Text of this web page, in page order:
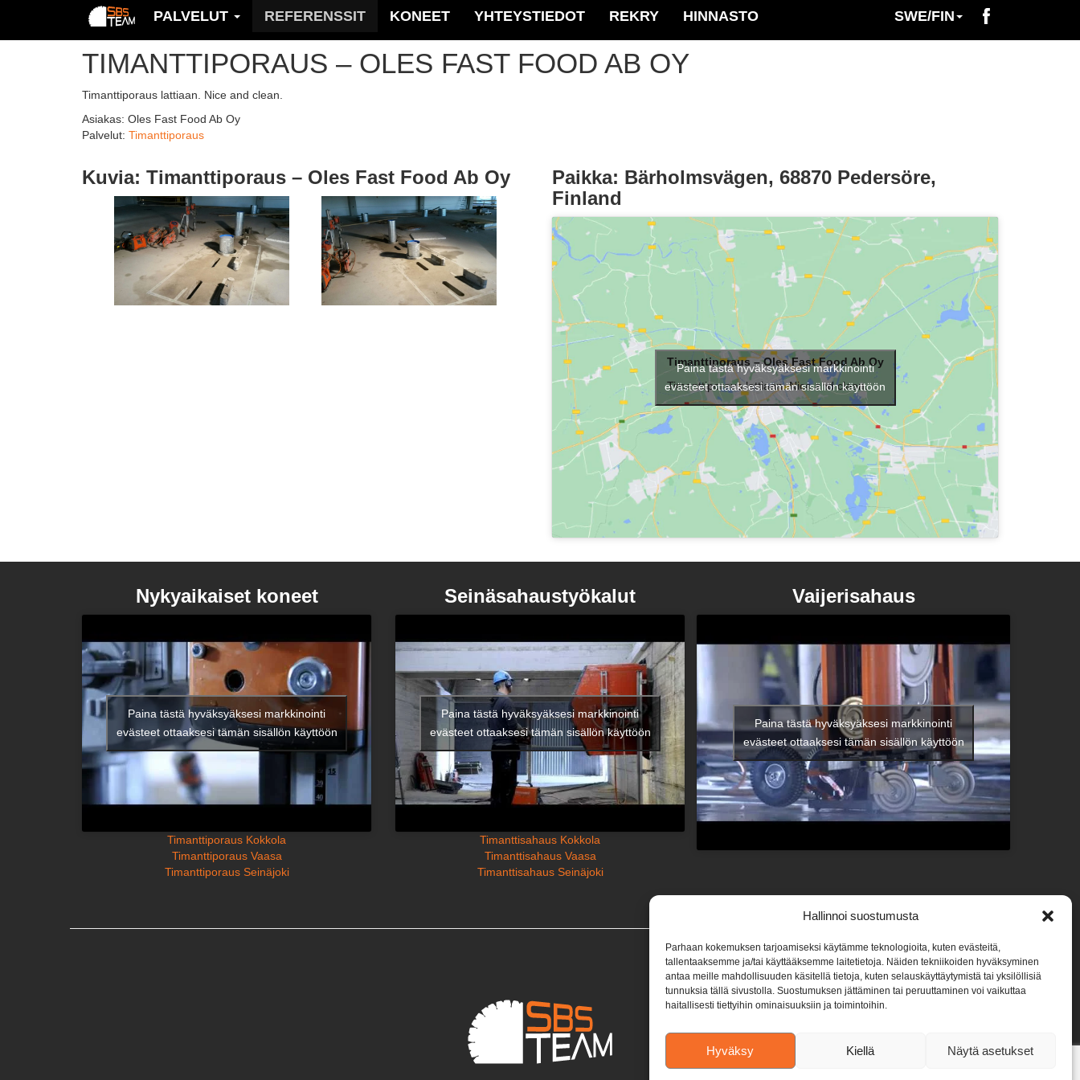
Hallinnoi suostumusta
Parhaan kokemuksen tarjoamiseksi käytämme teknologioita, kuten evästeitä,
tallentaaksemme ja/tai käyttääksemme laitetietoja. Näiden tekniikoiden hyväksyminen
antaa meille mahdollisuuden käsitellä tietoja, kuten selauskäyttäytymistä tai yksilöllisiä
tunnuksia tällä sivustolla. Suostumuksen jättäminen tai peruuttaminen voi vaikuttaa
haitallisesti tiettyihin ominaisuuksiin ja toimintoihin.
Hyväksy Kiellä Näytä asetukset
PALVELUT REFERENSSIT KONEET YHTEYSTIEDOT REKRY HINNASTO SWE/FIN
TIMANTTIPORAUS – OLES FAST FOOD AB OY
Timanttiporaus lattiaan. Nice and clean.
Asiakas: Oles Fast Food Ab Oy
Palvelut: Timanttiporaus
Kuvia: Timanttiporaus – Oles Fast Food Ab Oy
Paikka: Bärholmsvägen, 68870 Pedersöre,
Finland
Timanttiporaus – Oles Fast Food Ab Oy
Timanttiporaus lattiaan. Nice and clean.
Paina tästä hyväksyäksesi markkinointi
evästeet ottaaksesi tämän sisällön käyttöön
Nykyaikaiset koneet
Paina tästä hyväksyäksesi markkinointi
evästeet ottaaksesi tämän sisällön käyttöön
Timanttiporaus Kokkola
Timanttiporaus Vaasa
Timanttiporaus Seinäjoki
Seinäsahaustyökalut
Paina tästä hyväksyäksesi markkinointi
evästeet ottaaksesi tämän sisällön käyttöön
Timanttisahaus Kokkola
Timanttisahaus Vaasa
Timanttisahaus Seinäjoki
Vaijerisahaus
Paina tästä hyväksyäksesi markkinointi
evästeet ottaaksesi tämän sisällön käyttöön